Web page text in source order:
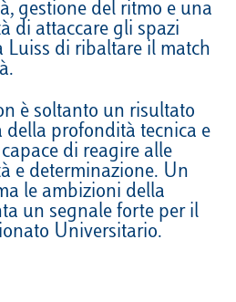
gestione del ritmo e una
di attaccare gli spazi
Luiss di ribaltare il match
è soltanto un risultato
della profondità tecnica e
di reagire alle
e determinazione. Un
le ambizioni della
un segnale forte per il
Universitario.